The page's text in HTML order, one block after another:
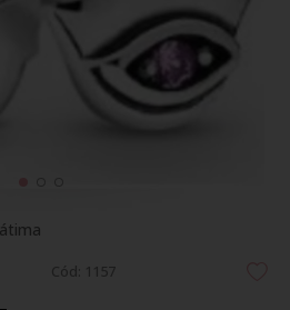
Cód: 1157